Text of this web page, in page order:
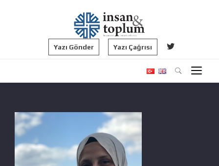
Yazı Gönder Yazı Çağrısı